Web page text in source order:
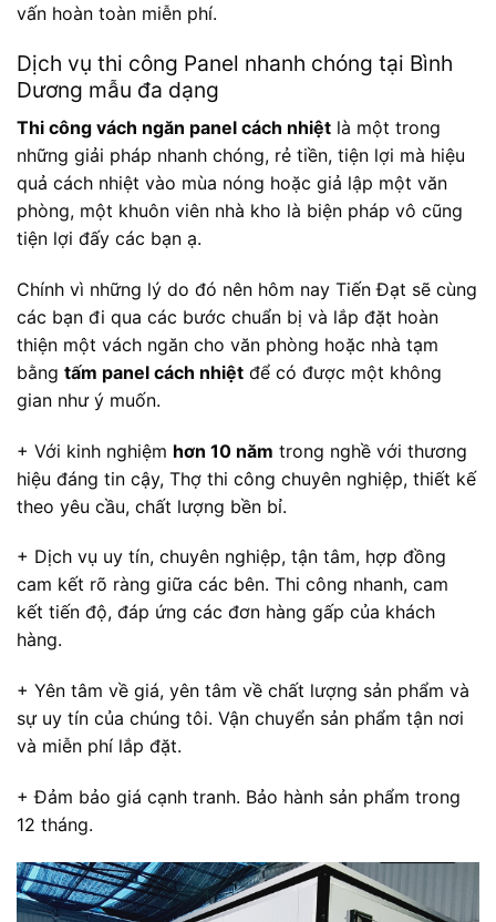
vấn hoàn toàn miễn phí.
Dịch vụ thi công Panel nhanh chóng tại Bình
Dương mẫu đa dạng
Thi công vách ngăn panel cách nhiệt là một trong
những giải pháp nhanh chóng, rẻ tiền, tiện lợi mà hiệu
quả cách nhiệt vào mùa nóng hoặc giả lập một văn
phòng, một khuôn viên nhà kho là biện pháp vô cũng
tiện lợi đấy các bạn ạ.
Chính vì những lý do đó nên hôm nay Tiến Đạt sẽ cùng
các bạn đi qua các bước chuẩn bị và lắp đặt hoàn
thiện một vách ngăn cho văn phòng hoặc nhà tạm
bằng tấm panel cách nhiệt để có được một không
gian như ý muốn.
+ Với kinh nghiệm hơn 10 năm trong nghề với thương
hiệu đáng tin cậy, Thợ thi công chuyên nghiệp, thiết kế
theo yêu cầu, chất lượng bền bỉ.
+ Dịch vụ uy tín, chuyên nghiệp, tận tâm, hợp đồng
cam kết rõ ràng giữa các bên. Thi công nhanh, cam
kết tiến độ, đáp ứng các đơn hàng gấp của khách
hàng.
+ Yên tâm về giá, yên tâm về chất lượng sản phẩm và
sự uy tín của chúng tôi. Vận chuyển sản phẩm tận nơi
và miễn phí lắp đặt.
+ Đảm bảo giá cạnh tranh. Bảo hành sản phẩm trong
12 tháng.